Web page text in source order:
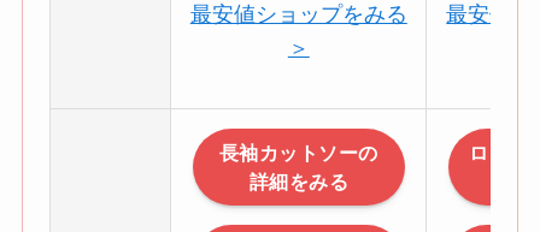
最安値ショップをみる
＞
最安値シ
長袖カットソーの
詳細をみる
ロゴ入